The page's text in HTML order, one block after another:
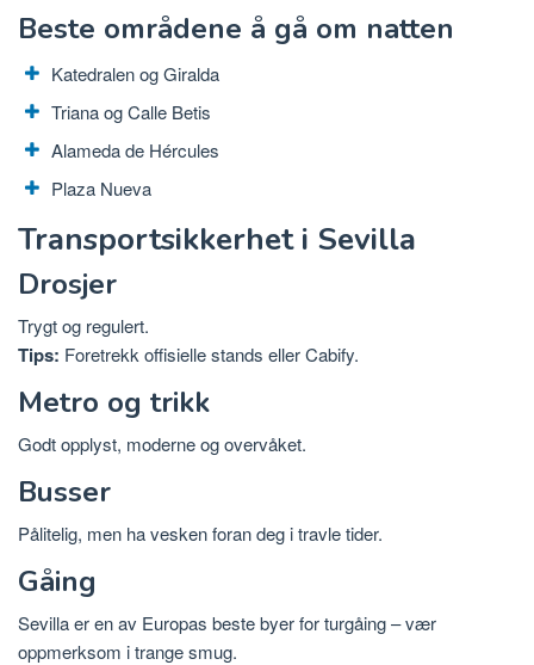
Beste områdene å gå om natten
Katedralen og Giralda
Triana og Calle Betis
Alameda de Hércules
Plaza Nueva
Transportsikkerhet i Sevilla
Drosjer
Trygt og regulert.
Tips: Foretrekk offisielle stands eller Cabify.
Metro og trikk
Godt opplyst, moderne og overvåket.
Busser
Pålitelig, men ha vesken foran deg i travle tider.
Gåing
Sevilla er en av Europas beste byer for turgåing – vær
oppmerksom i trange smug.